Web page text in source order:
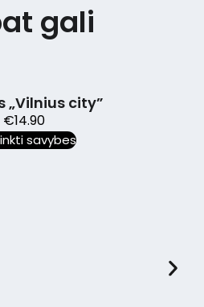
gali
„Vilnius city”
€14.90
savybes